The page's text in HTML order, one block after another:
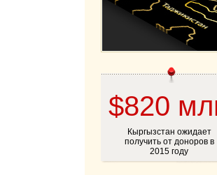
$820
Кыргызстан ожидает
получить от доноров в
2015 году